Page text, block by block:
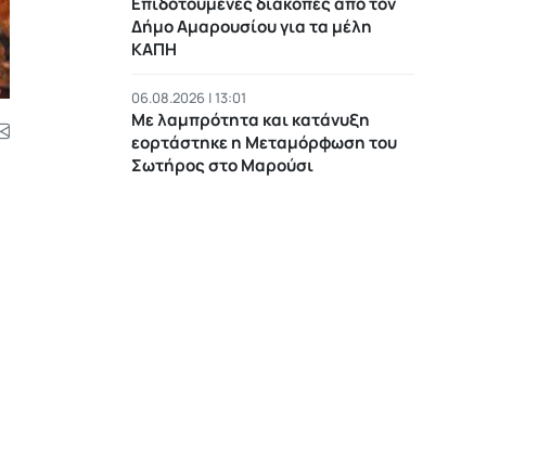
Δήμο Αμαρουσίου για τα μέλη
ΚΑΠΗ
06.08.2026 | 13:01
Με λαμπρότητα και κατάνυξη
εορτάστηκε η Μεταμόρφωση του
Σωτήρος στο Μαρούσι